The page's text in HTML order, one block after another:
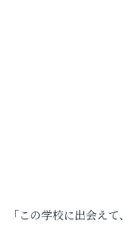
「この学校に出会え